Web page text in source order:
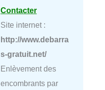
Contacter
Site internet :
http://www.debarra
s-gratuit.net/
Enlèvement des
encombrants par